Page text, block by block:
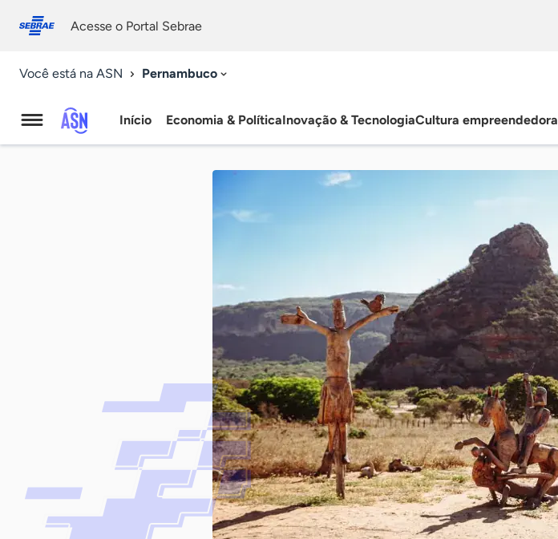
conosco
Acesse o Portal Sebrae
Você está na ASN Pernambuco
Agência
Início Economia & PolíticaInovação & TecnologiaCultura empreendedora